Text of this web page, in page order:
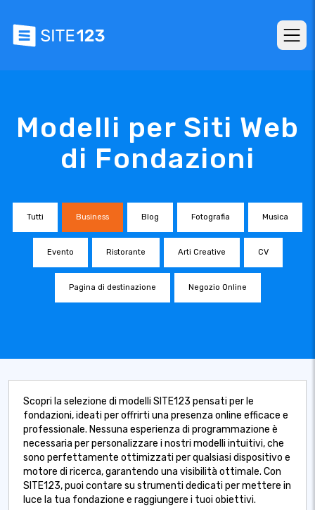
Modelli per Siti Web
di Fondazioni
Tutti Business Blog Fotografia Musica
Evento Ristorante Arti Creative CV
Pagina di destinazione Negozio Online
Scopri la selezione di modelli SITE123 pensati per le
fondazioni, ideati per offrirti una presenza online efficace e
professionale. Nessuna esperienza di programmazione è
necessaria per personalizzare i nostri modelli intuitivi, che
sono perfettamente ottimizzati per qualsiasi dispositivo e
motore di ricerca, garantendo una visibilità ottimale. Con
SITE123, puoi contare su strumenti dedicati per mettere in
luce la tua fondazione e raggiungere i tuoi obiettivi.